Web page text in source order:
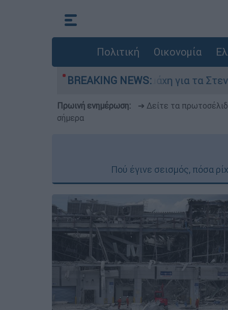
Πολιτική Οικονομία
BREAKING NEWS:
Η μάχη για τα Στενά του Ορμούζ:
Πρωινή ενημέρωση: ➔ Δείτε τα
σήμερα
Πού έγινε σεισμός, πόσα